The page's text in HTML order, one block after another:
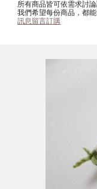
所有商品皆可依需求討論
我們希望每份商品，都
訊息留言訂購